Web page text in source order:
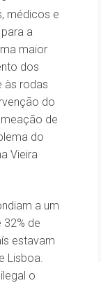
médicos e
a
maior
dos
às rodas
do
de
do
Vieira
a um
de
estavam
Lisboa.
o